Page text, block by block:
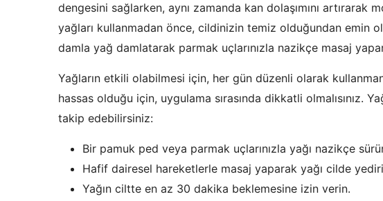
dengesini sağlarken, aynı zamanda kan dolaşımını artırarak
yağları kullanmadan önce, cildinizin temiz olduğundan emin
damla yağ damlatarak parmak uçlarınızla nazikçe masaj
Yağların etkili olabilmesi için, her gün düzenli olarak
hassas olduğu için, uygulama sırasında dikkatli olmalısınız.
takip edebilirsiniz:
Bir pamuk ped veya parmak uçlarınızla yağı nazikçe
Hafif dairesel hareketlerle masaj yaparak yağı cilde
Yağın ciltte en az 30 dakika beklemesine izin verin.